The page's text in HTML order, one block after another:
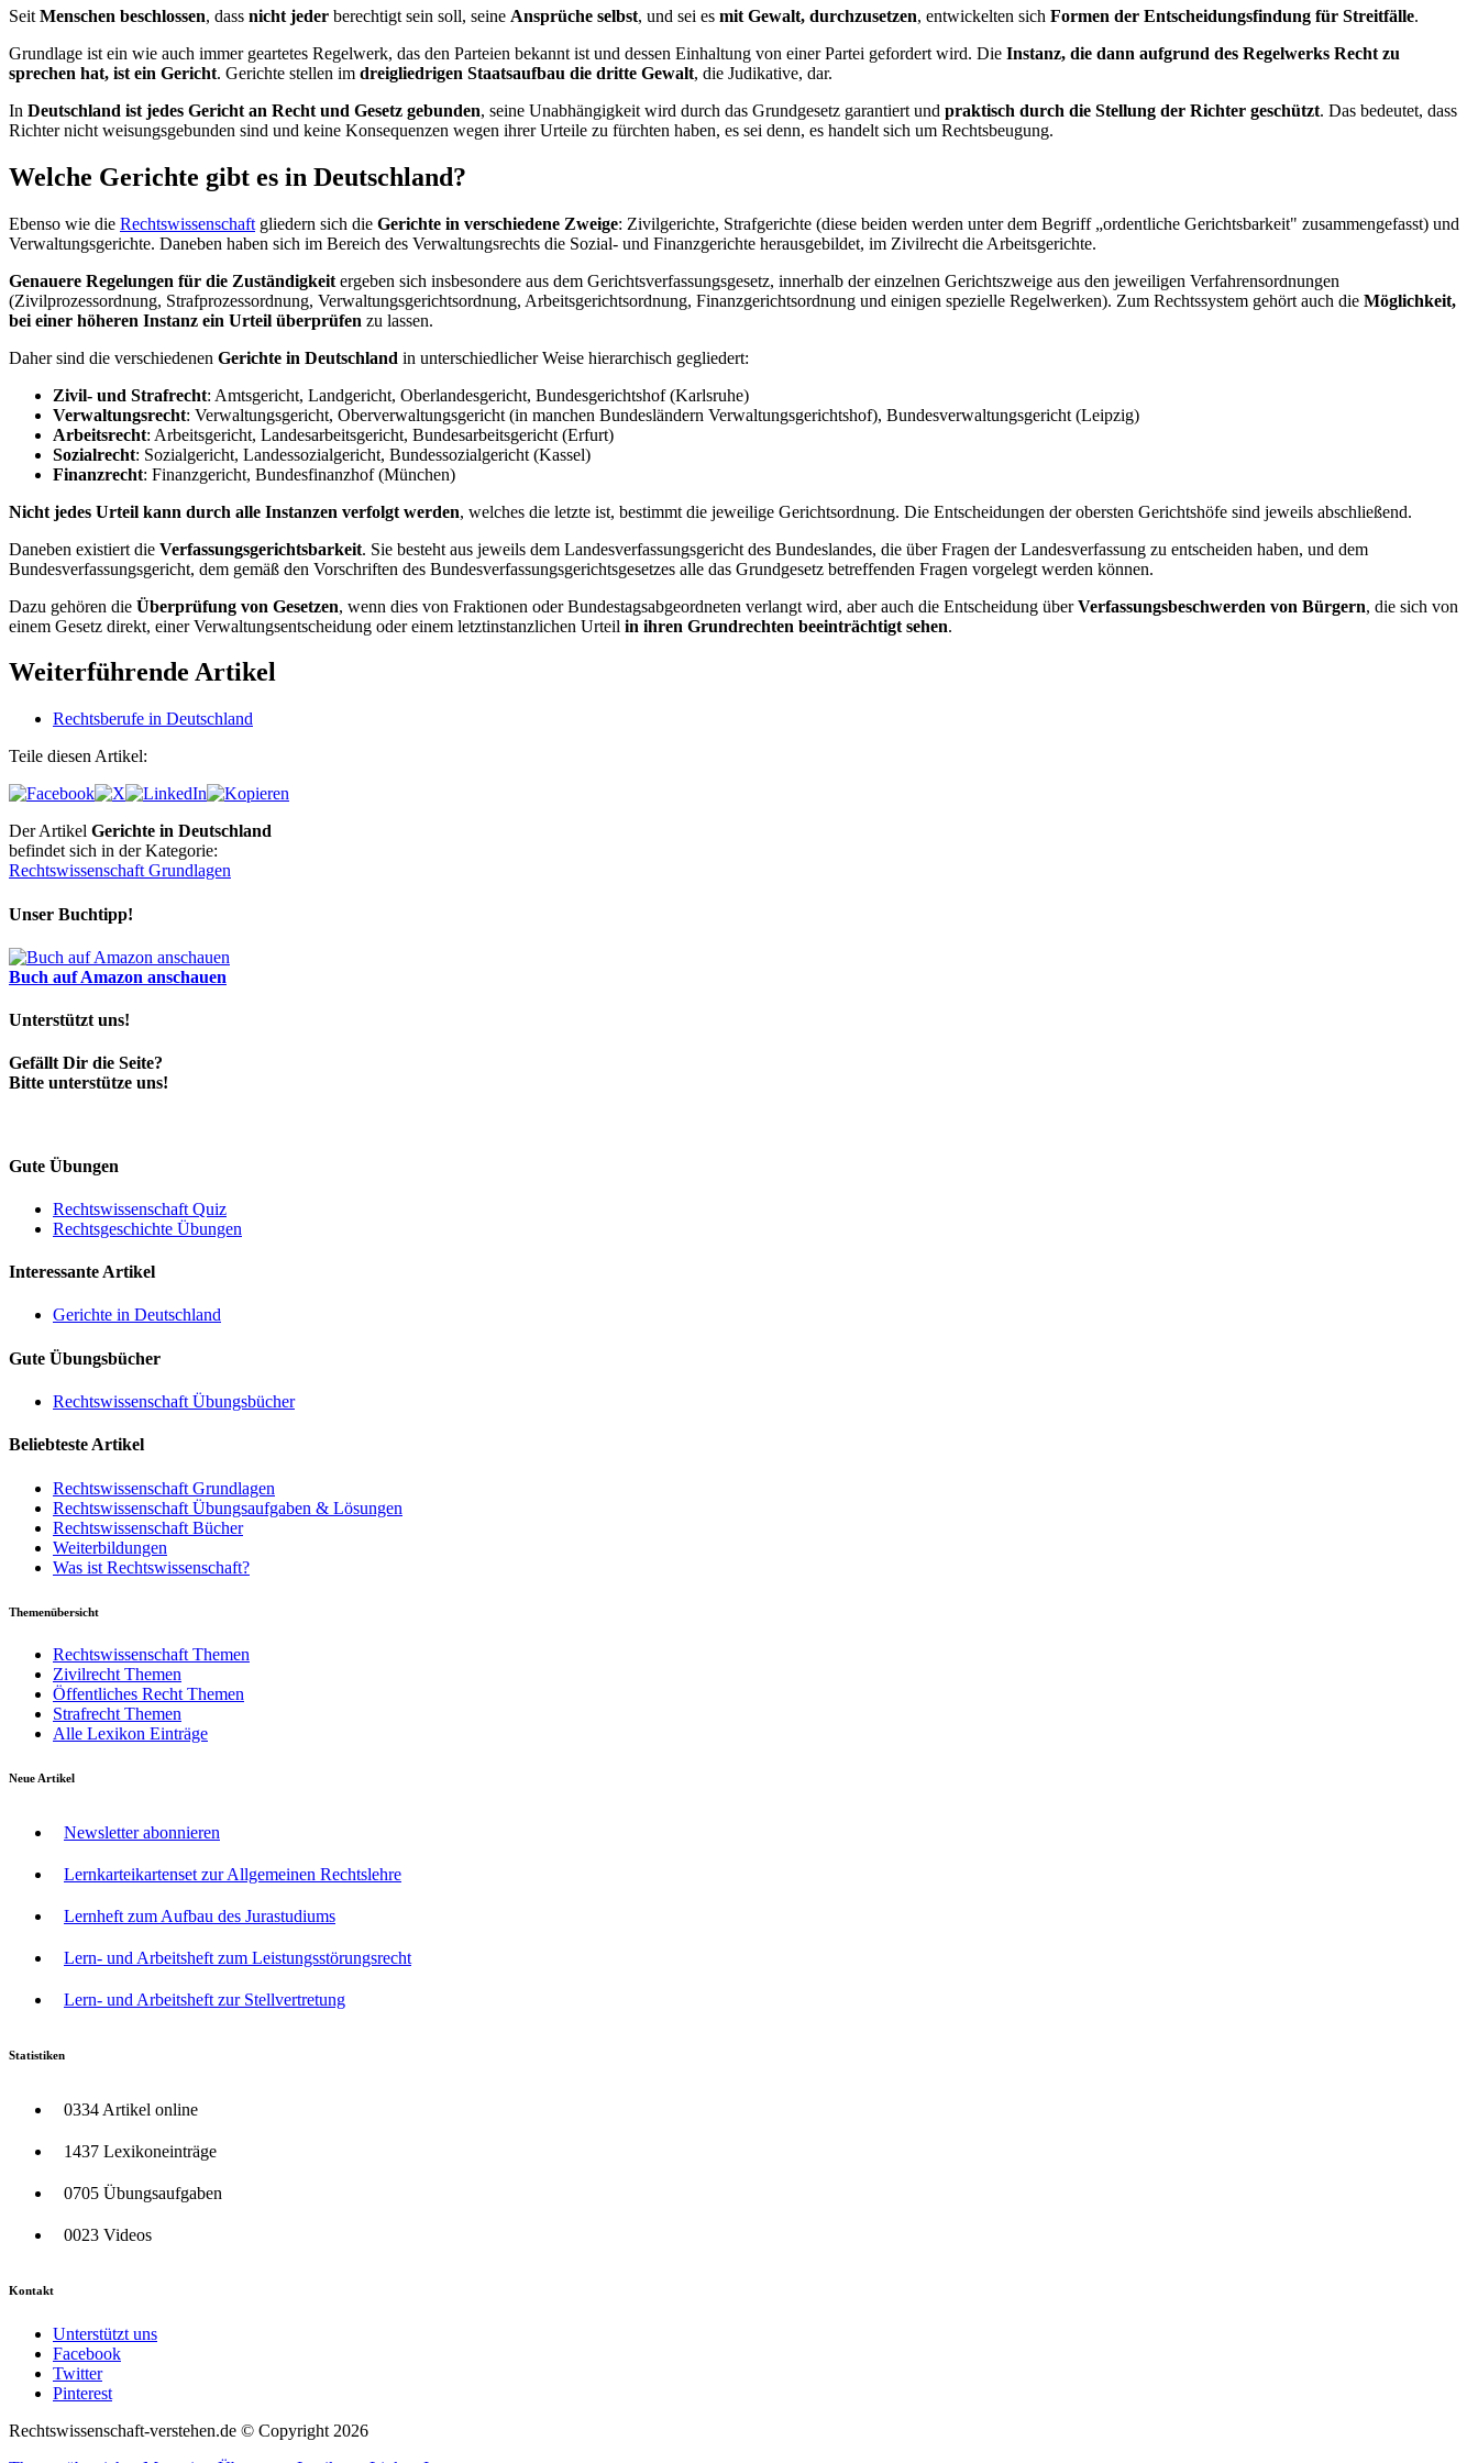
Seit Menschen beschlossen, dass nicht jeder berechtigt sein soll, seine Ansprüche selbst, und sei es mit Gewalt, durchzusetzen, entwickelten sich Formen der Entscheidungsfindung für Streitfälle.
Grundlage ist ein wie auch immer geartetes Regelwerk, das den Parteien bekannt ist und dessen Einhaltung von einer Partei gefordert wird. Die Instanz, die dann aufgrund des Regelwerks Recht zu
sprechen hat, ist ein Gericht. Gerichte stellen im dreigliedrigen Staatsaufbau die dritte Gewalt, die Judikative, dar.
In Deutschland ist jedes Gericht an Recht und Gesetz gebunden, seine Unabhängigkeit wird durch das Grundgesetz garantiert und praktisch durch die Stellung der Richter geschützt. Das bedeutet, dass
Richter nicht weisungsgebunden sind und keine Konsequenzen wegen ihrer Urteile zu fürchten haben, es sei denn, es handelt sich um Rechtsbeugung.
Welche Gerichte gibt es in Deutschland?
Ebenso wie die Rechtswissenschaft gliedern sich die Gerichte in verschiedene Zweige: Zivilgerichte, Strafgerichte (diese beiden werden unter dem Begriff „ordentliche Gerichtsbarkeit" zusammengefasst) und
Verwaltungsgerichte. Daneben haben sich im Bereich des Verwaltungsrechts die Sozial- und Finanzgerichte herausgebildet, im Zivilrecht die Arbeitsgerichte.
Genauere Regelungen für die Zuständigkeit ergeben sich insbesondere aus dem Gerichtsverfassungsgesetz, innerhalb der einzelnen Gerichtszweige aus den jeweiligen Verfahrensordnungen
(Zivilprozessordnung, Strafprozessordnung, Verwaltungsgerichtsordnung, Arbeitsgerichtsordnung, Finanzgerichtsordnung und einigen spezielle Regelwerken). Zum Rechtssystem gehört auch die Möglichkeit,
bei einer höheren Instanz ein Urteil überprüfen zu lassen.
Daher sind die verschiedenen Gerichte in Deutschland in unterschiedlicher Weise hierarchisch gegliedert:
Zivil- und Strafrecht: Amtsgericht, Landgericht, Oberlandesgericht, Bundesgerichtshof (Karlsruhe)
Verwaltungsrecht: Verwaltungsgericht, Oberverwaltungsgericht (in manchen Bundesländern Verwaltungsgerichtshof), Bundesverwaltungsgericht (Leipzig)
Arbeitsrecht: Arbeitsgericht, Landesarbeitsgericht, Bundesarbeitsgericht (Erfurt)
Sozialrecht: Sozialgericht, Landessozialgericht, Bundessozialgericht (Kassel)
Finanzrecht: Finanzgericht, Bundesfinanzhof (München)
Nicht jedes Urteil kann durch alle Instanzen verfolgt werden, welches die letzte ist, bestimmt die jeweilige Gerichtsordnung. Die Entscheidungen der obersten Gerichtshöfe sind jeweils abschließend.
Daneben existiert die Verfassungsgerichtsbarkeit. Sie besteht aus jeweils dem Landesverfassungsgericht des Bundeslandes, die über Fragen der Landesverfassung zu entscheiden haben, und dem
Bundesverfassungsgericht, dem gemäß den Vorschriften des Bundesverfassungsgerichtsgesetzes alle das Grundgesetz betreffenden Fragen vorgelegt werden können.
Dazu gehören die Überprüfung von Gesetzen, wenn dies von Fraktionen oder Bundestagsabgeordneten verlangt wird, aber auch die Entscheidung überVerfassungsbeschwerden von Bürgern, die sich von
einem Gesetz direkt, einer Verwaltungsentscheidung oder einem letztinstanzlichen Urteil in ihren Grundrechten beeinträchtigt sehen.
Weiterführende Artikel
Rechtsberufe in Deutschland
Teile diesen Artikel:
Der Artikel Gerichte in Deutschland
befindet sich in der Kategorie:
Rechtswissenschaft Grundlagen
Unser Buchtipp!
Buch auf Amazon anschauen
Unterstützt uns!
Gefällt Dir die Seite?
Bitte unterstütze uns!
Gute Übungen
Rechtswissenschaft Quiz
Rechtsgeschichte Übungen
Interessante Artikel
Gerichte in Deutschland
Gute Übungsbücher
Rechtswissenschaft Übungsbücher
Beliebteste Artikel
Rechtswissenschaft Grundlagen
Rechtswissenschaft Übungsaufgaben & Lösungen
Rechtswissenschaft Bücher
Weiterbildungen
Was ist Rechtswissenschaft?
Themenübersicht
Rechtswissenschaft Themen
Zivilrecht Themen
Öffentliches Recht Themen
Strafrecht Themen
Alle Lexikon Einträge
Neue Artikel
Newsletter abonnieren
Lernkarteikartenset zur Allgemeinen Rechtslehre
Lernheft zum Aufbau des Jurastudiums
Lern- und Arbeitsheft zum Leistungsstörungsrecht
Lern- und Arbeitsheft zur Stellvertretung
Statistiken
0334 Artikel online
1437 Lexikoneinträge
0705 Übungsaufgaben
0023 Videos
Kontakt
Unterstützt uns
Facebook
Twitter
Pinterest
Rechtswissenschaft-verstehen.de © Copyright 2026